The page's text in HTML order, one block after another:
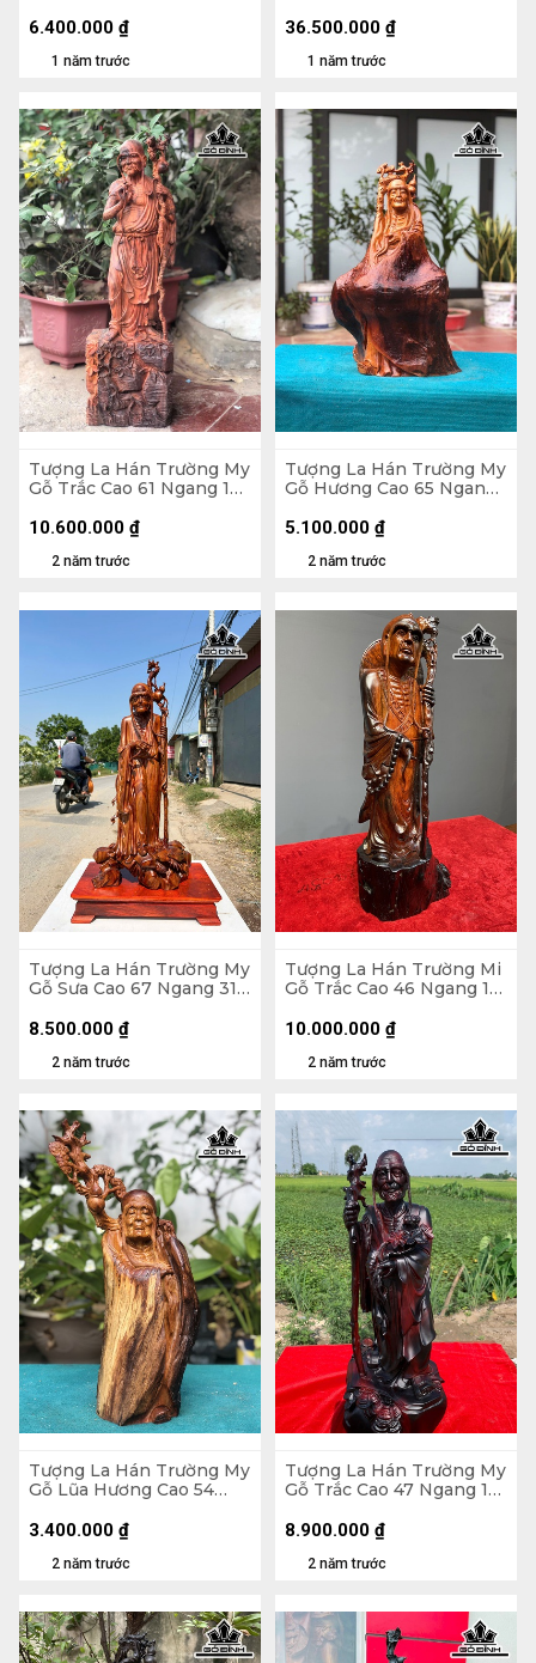
1 năm trước
6.400.000 ₫
1 năm trước
36.500.000 ₫
Tượng La Hán Trường My
Gỗ Trắc Cao 61 Ngang 19
2 năm trước
10.600.000 ₫
Tượng La Hán Trường My
Gỗ Hương Cao 65 Ngang
2 năm trước
5.100.000 ₫
Tượng La Hán Trường My
Gỗ Sưa Cao 67 Ngang 31
2 năm trước
8.500.000 ₫
Tượng La Hán Trường Mi
Gỗ Trắc Cao 46 Ngang 16
2 năm trước
10.000.000 ₫
Tượng La Hán Trường My
Gỗ Lũa Hương Cao 54
2 năm trước
3.400.000 ₫
Tượng La Hán Trường My
Gỗ Trắc Cao 47 Ngang 18
2 năm trước
8.900.000 ₫